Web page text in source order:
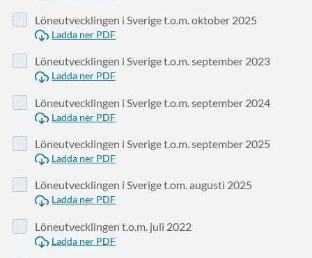
Löneutvecklingen i Sverige t.o.m. oktober 2025
Ladda ner PDF
Löneutvecklingen i Sverige t.o.m. september 2023
Ladda ner PDF
Löneutvecklingen i Sverige t.o.m. september 2024
Ladda ner PDF
Löneutvecklingen i Sverige t.o.m. september 2025
Ladda ner PDF
Löneutvecklingen i Sverige t.om. augusti 2025
Ladda ner PDF
Löneutvecklingen t.o.m. juli 2022
Ladda ner PDF